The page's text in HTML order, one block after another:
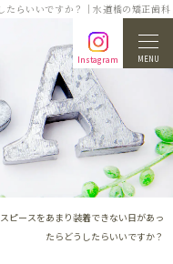
らいいですか？｜水道橋の矯正歯
Instagram MENU
ピースをあまり装着できない日があっ
たらどうしたらいいですか？